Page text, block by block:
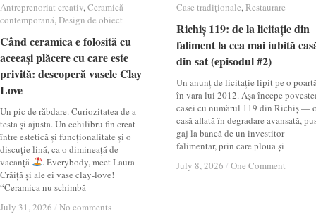
Antreprenoriat creativ,Ceramică
contemporană,Design de obiect
Când ceramica e folosită cu
aceeași plăcere cu care este
privită: descoperă vasele Clay
Love
Un pic de răbdare. Curiozitatea de a
testa și ajusta. Un echilibru fin creat
între estetică și funcționalitate și o
discuție lină, ca o dimineață de
vacanță
. Everybody, meet Laura
Crăiță și ale ei vase clay-love!
“Ceramica nu schimbă
July 31, 2026 / No comments
Antreprenoriat creativ Ceramică
contemporană Design de obiect
Când ceramica e folosită cu
aceeași plăcere cu care este
privită: descoperă vasele Clay
Love
July 31, 2026 / No comments
Case tradiționale,Restaurare
Richiș 119: de la licitație din
faliment la cea mai iubită
din sat (episodul #2)
Un anunț de licitație lipit pe o
în vara lui 2012. Așa începe
casei cu numărul 119 din Richiș —
casă aflată în degradare avansată,
gaj la bancă de un investitor
falimentar, prin care ploua și
July 8, 2026 / One Comment
Case tradiționale Restaurare
Richiș 119: de la licitație din
faliment la cea mai iubită
din sat (episodul #2)
July 8, 2026 / One Comment